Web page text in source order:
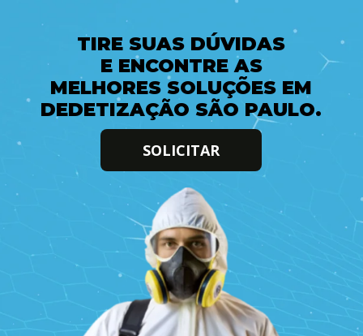
TIRE SUAS DÚVIDAS
E ENCONTRE AS
MELHORES SOLUÇÕES EM
DEDETIZAÇÃO SÃO PAULO.
SOLICITAR